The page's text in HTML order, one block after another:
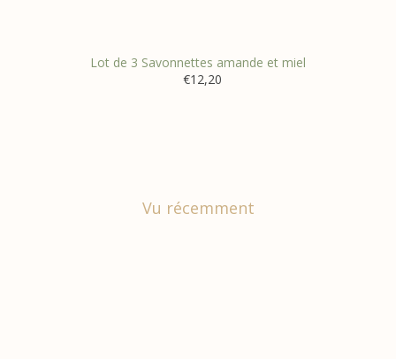
Lot de 3 Savonnettes amande et miel
€12,20
Vu récemment